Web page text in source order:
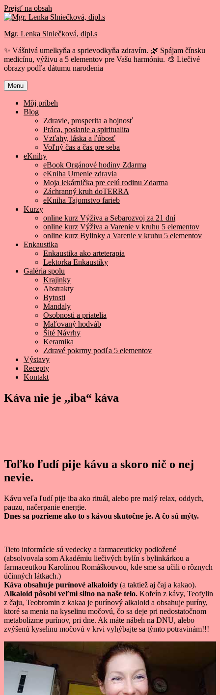
Prejsť na obsah
Mgr. Lenka Slniečková, dipl.s
✨ Vášnivá umelkyňa a sprievodkyňa zdravím. 🌿 Spájam čínsku
medicínu, výživu a 5 elementov pre Vašu harmóniu. 🎨 Liečivé
obrazy podľa dátumu narodenia
Menu
Môj príbeh
Blog
Zdravie, prosperita a hojnosť
Práca, poslanie a spiritualita
Vzťahy, láska a ľúbosť
Voľný čas a čas pre seba
eKnihy
eBook Orgánové hodiny Zdarma
eKniha Umenie zdravia
Moja lekárnička pre celú rodinu Zdarma
Záchranný kruh doTERRA
eKniha Tajomstvo farieb
Kurzy
online kurz Výživa a Sebarozvoj za 21 dní
online kurz Výživa a Varenie v kruhu 5 elementov
online kurz Bylinky a Varenie v kruhu 5 elementov
Enkaustika
Enkaustika ako arteterapia
Lektorka Enkaustiky
Galéria spolu
Krajinky
Abstrakty
Bytosti
Mandaly
Osobnosti a priatelia
Maľovaný hodváb
Šité Návrhy
Keramika
Zdravé pokrmy podľa 5 elementov
Výstavy
Recepty
Kontakt
Káva nie je ,,iba“ káva
Toľko ľudí pije kávu a skoro nič o nej
nevie.
Kávu veľa ľudí pije iba ako rituál, alebo pre malý relax, oddych,
pauzu, načerpanie energie.
Dnes sa pozrieme ako to s kávou skutočne je. A čo sú mýty.
Tieto informácie sú vedecky a farmaceuticky podložené
(absolvovala som Akadémiu liečivých bylín s bylinkárkou a
farmaceutkou Karolínou Romáškouvou, kde sme sa učili o rôznych
účinných látkach.)
Káva obsahuje purínové alkaloidy (a taktiež aj čaj a kakao).
Alkaloid pôsobí veľmi silno na naše telo. Kofeín z kávy, Teofylin
z čaju, Teobromin z kakaa je purínový alkaloid a obsahuje puríny,
ktoré sa menia na kyselinu močovú, čo sa deje pri nedostatočnom
metabolizme purínov, pri dne. Ak máte nábeh na DNU, alebo
zvýšenú kyselinu močovú v krvi vyhýbajte sa týmto potravinám!!!